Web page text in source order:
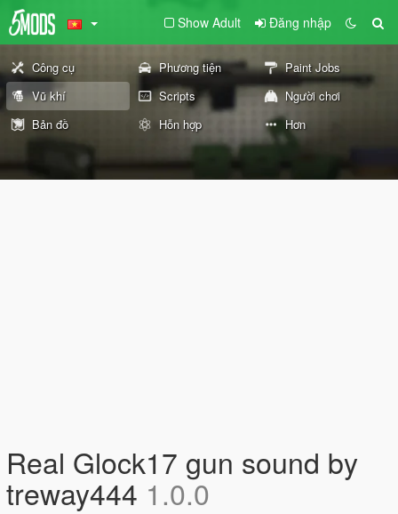
Show Adult Đăng nhập
Công cụ Phương tiện
Paint Jobs
Vũ khí
Scripts
Người chơi
Bản đồ
Hỗn hợp Hơn
Real Glock17 gun sound by
treway444 1.0.0